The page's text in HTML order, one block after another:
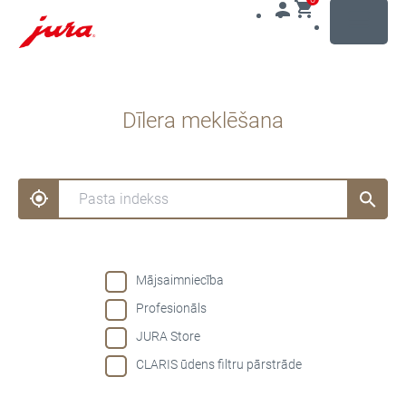
Dīlera meklēšana
Mājsaimniecība
Profesionāls
JURA Store
CLARIS ūdens filtru pārstrāde